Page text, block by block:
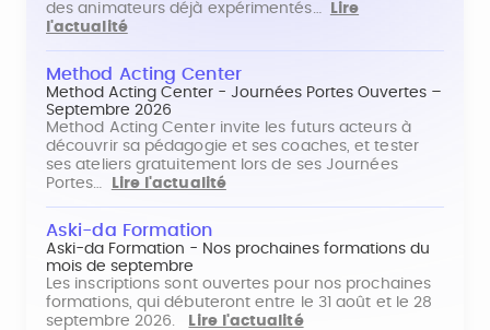
des animateurs déjà expérimentés…
Lire
l'actualité
Method Acting Center
Method Acting Center - Journées Portes Ouvertes –
Septembre 2026
Method Acting Center invite les futurs acteurs à
découvrir sa pédagogie et ses coaches, et tester
ses ateliers gratuitement lors de ses Journées
Portes…
Lire l'actualité
Aski-da Formation
Aski-da Formation - Nos prochaines formations du
mois de septembre
Les inscriptions sont ouvertes pour nos prochaines
formations, qui débuteront entre le 31 août et le 28
septembre 2026.
Lire l'actualité